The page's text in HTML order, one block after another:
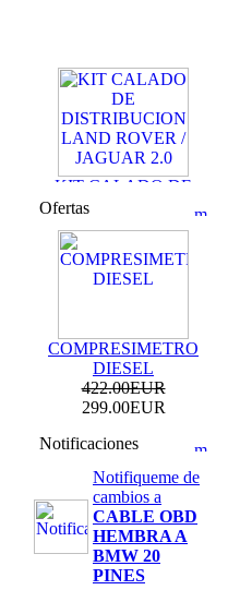
KIT CALADO DE
LAND ROVER /
JAGUAR 2.0
69.99EUR
59.99EUR
FORD MOTORES
69.99EUR
---------
Ofertas
COMPRESIMETRO
DIESEL
422.00EUR
299.00EUR
Notificaciones
Notifiqueme de
cambios a
CABLE OBD
HEMBRA A
BMW 20
PINES